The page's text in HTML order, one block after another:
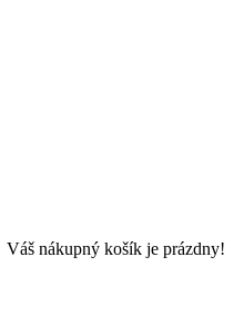
Váš nákupný košík je prázdny!